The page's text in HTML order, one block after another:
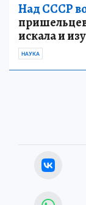
Над СССР
искала и
НАУКА